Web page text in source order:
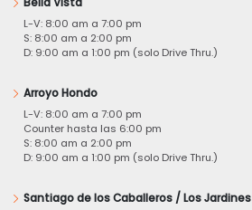
L-V: 8:00 am a 7:00 pm
S: 8:00 am a 2:00 pm
D: 9:00 am a 1:00 pm (solo Drive Thru.)
Arroyo Hondo
L-V: 8:00 am a 7:00 pm
Counter hasta las 6:00 pm
S: 8:00 am a 2:00 pm
D: 9:00 am a 1:00 pm (solo Drive Thru.)
Santiago de los Caballeros / Los Jardines